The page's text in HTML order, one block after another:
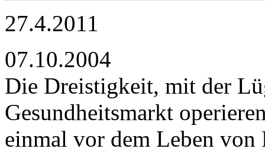
27.4.2011
07.10.2004
Die Dreistigkeit, mit der
Gesundheitsmarkt
einmal vor dem Leben